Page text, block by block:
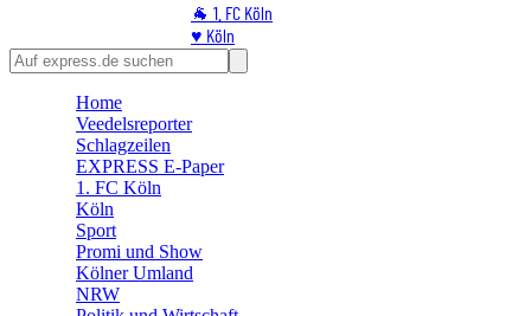
🐐 1. FC Köln
♥️ Köln
⭐ Promi
🛒 Shoppingwelt
Home
Veedelsreporter
Schlagzeilen
EXPRESS E-Paper
1. FC Köln
Köln
Sport
Promi und Show
Kölner Umland
NRW